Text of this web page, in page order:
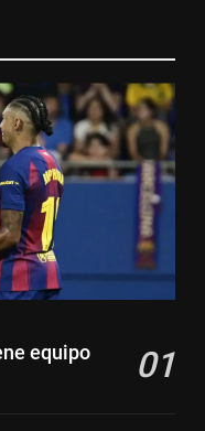
baixa as
por Leo Messi já
hat-trick de Luis
equipo 01
baixa as
a Copa do Mundo
por Leo Messi já